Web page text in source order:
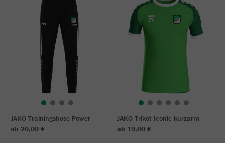
JAKO Trainingshose Power
ab 20,00 €
JAKO Trikot Iconic kurzarm
ab 19,00 €